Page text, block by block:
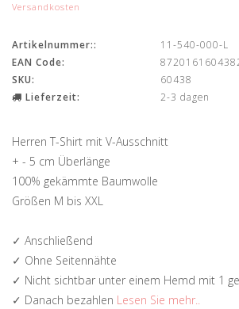
Versandkosten
Artikelnummer::
11-540-000-L
EAN Code:
SKU:
60438
Lieferzeit:
2-3 dagen
Herren T-Shirt mit V-Ausschnitt
+ - 5 cm Überlänge
100% gekämmte Baumwolle
Größen M bis XXL
✓ Anschließend
✓ Ohne Seitennähte
✓ Nicht sichtbar unter einem Hemd mit 1
✓ Danach bezahlen Lesen Sie mehr..